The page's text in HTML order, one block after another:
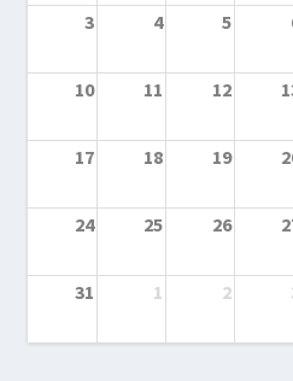
3 4 5
10 11 12
17 18 19
24 25 26
31 1 2